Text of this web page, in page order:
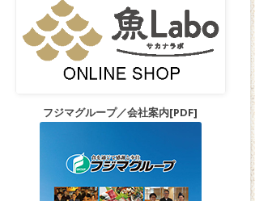
フジマグループ／会社案内[PDF]